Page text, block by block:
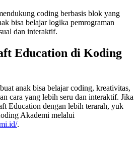
coding berbasis blok yang
bisa belajar logika pemrograman
dan interaktif.
Education di Koding
anak bisa belajar coding, kreativitas,
cara yang lebih seru dan interaktif. Jika
Education dengan lebih terarah, yuk
Akademi melalui
.